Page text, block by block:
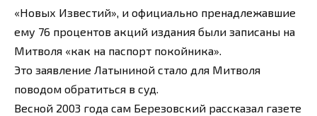
«Новых Известий», и официально пренадлежавшие
ему 76 процентов акций издания были записаны на
Митволя «как на паспорт покойника».
Это заявление Латыниной стало для Митволя
поводом обратиться в суд.
Весной 2003 года сам Березовский рассказал газете